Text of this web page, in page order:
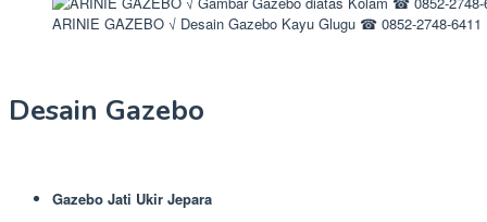
ARINIE GAZEBO √ Desain Gazebo Kayu Glugu ☎ 0852-2748-6411
Desain Gazebo
Gazebo Jati Ukir Jepara